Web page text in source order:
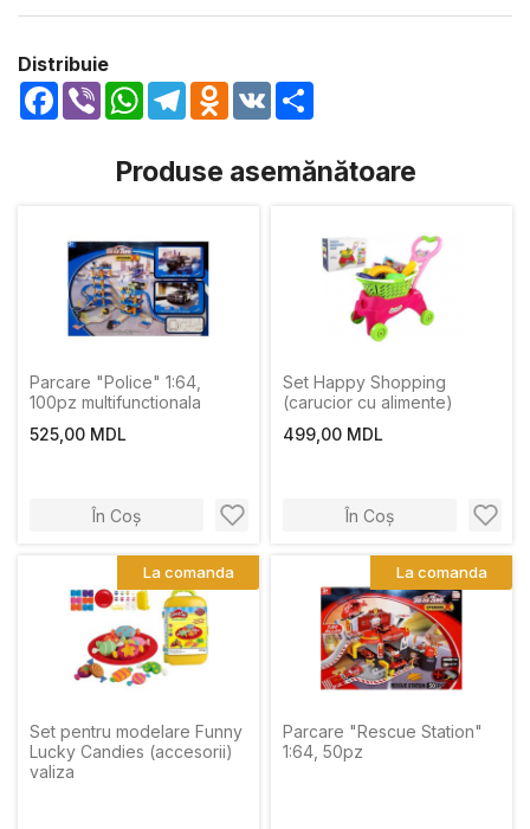
Distribuie
Facebook
Viber WhatsApp
TelegramOdnoklassniki
VK
Produse asemănătoare
Parcare "Police" 1:64,
100pz multifunctionala
525,00 MDL
În Coș
Set Happy Shopping
(carucior cu alimente)
499,00 MDL
În Coș
Set pentru modelare Funny
Lucky Candies (accesorii)
valiza
La comanda
Parcare "Rescue Station"
1:64, 50pz
La comanda